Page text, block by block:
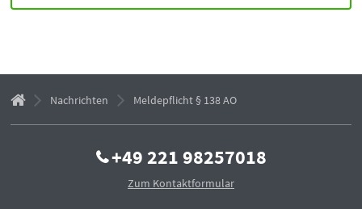
Nachrichten Meldepflicht § 138 AO
+49 221 98257018
Zum Kontaktformular